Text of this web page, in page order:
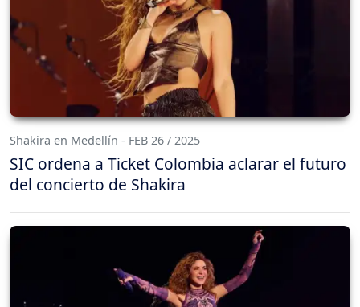
Shakira en Medellín - FEB 26 / 2025
SIC ordena a Ticket Colombia aclarar el futuro
del concierto de Shakira